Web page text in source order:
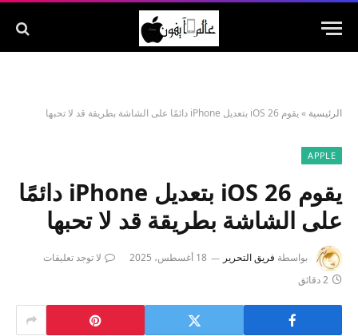
الرئيسية »يقوم iOS 26 بتعديل iPhone دائمًا على الشاشة بطريقة قد لا تحبها
APPLE
يقوم iOS 26 بتعديل iPhone دائمًا
على الشاشة بطريقة قد لا تحبها
بواسطة فريق التحرير 18 أغسطس، 2025
لا توجد تعليقات
2 دقائق